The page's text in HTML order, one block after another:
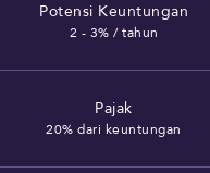
Potensi Keuntungan
2 - 3% / tahun
Pajak
20% dari keuntungan